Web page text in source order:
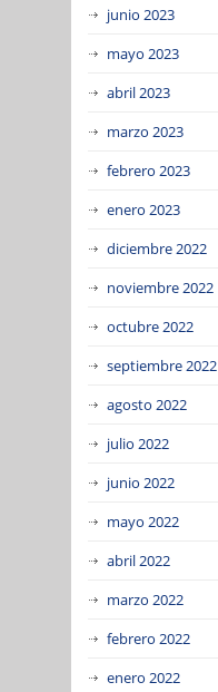
junio 2023
mayo 2023
abril 2023
marzo 2023
febrero 2023
enero 2023
diciembre 2022
noviembre 2022
octubre 2022
septiembre 2022
agosto 2022
julio 2022
junio 2022
mayo 2022
abril 2022
marzo 2022
febrero 2022
enero 2022